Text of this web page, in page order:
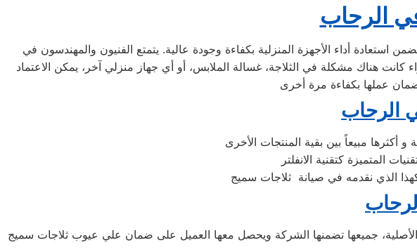
الرحاب
أداء الأجهزة المنزلية بكفاءة وجودة عالية. يتمتع الفنيون والمهندسون في
كانت هناك مشكلة في الثلاجة، غسالة الملابس، أو أي جهاز منزلي آخر، يمكن الاعتماد
الرحاب
كهذا الذي نقدمه في صيانة ثلاجات سميج
الأصلية، جميعها تضمنها الشركة ويحصل معها العميل على ضمان علي عيوب ثلاجات سميج